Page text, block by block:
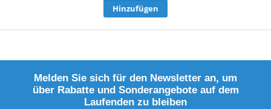
Hinzufügen
Melden Sie sich für den Newsletter an, um
über Rabatte und Sonderangebote auf dem
Laufenden zu bleiben